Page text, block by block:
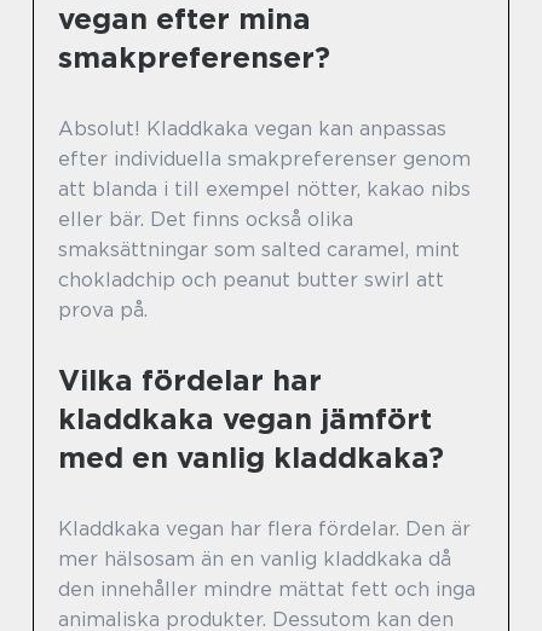
vegan efter mina
smakpreferenser?
Absolut! Kladdkaka vegan kan anpassas
efter individuella smakpreferenser genom
att blanda i till exempel nötter, kakao nibs
eller bär. Det finns också olika
smaksättningar som salted caramel, mint
chokladchip och peanut butter swirl att
prova på.
Vilka fördelar har
kladdkaka vegan jämfört
med en vanlig kladdkaka?
Kladdkaka vegan har flera fördelar. Den är
mer hälsosam än en vanlig kladdkaka då
den innehåller mindre mättat fett och inga
animaliska produkter. Dessutom kan den